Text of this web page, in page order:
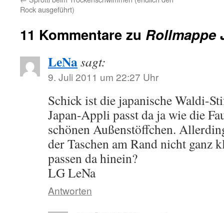
Rock ausgeführt)
11 Kommentare zu Rollmappe
LeNasagt:
9. Juli 2011 um 22:27 Uhr
Schick ist die japanische Waldi-
Japan-Appli passt da ja wie die
schönen Außenstöffchen.
der Taschen am Rand nicht ganz
passen da hinein?
LG LeNa
Antworten